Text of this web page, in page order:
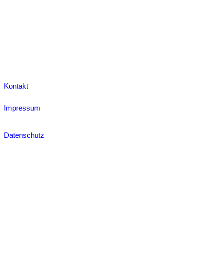
Kontakt
Impressum
Datenschutz